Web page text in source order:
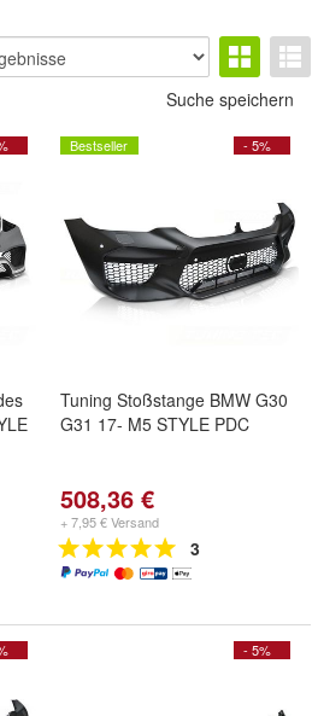
Suche speichern
- 5%
Bestseller
Tuning Stoßstange BMW G30
G31 17- M5 STYLE PDC
508,36 €
+ 7,95 € Versand
3
- 5%